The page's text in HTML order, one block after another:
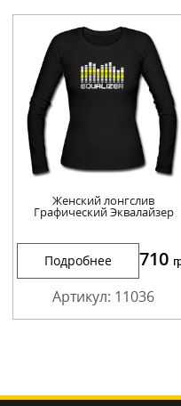
Женский лонгслив
Графический Эквалайзер
Подробнее 710
Артикул: 11036